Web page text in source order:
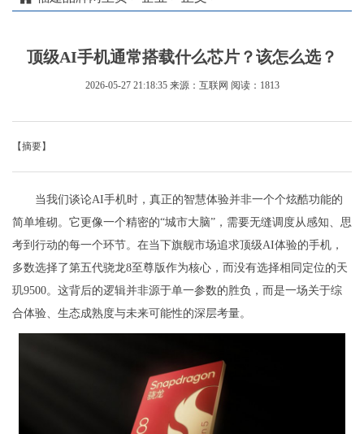
顶级AI手机通常搭载什么芯片？该怎么选？
2026-05-27 21:18:35 来源：互联网 阅读：1813
【摘要】
当我们谈论AI手机时，真正的智慧体验并非一个个炫酷功能的
简单堆砌。它更像一个精密的“城市大脑”，需要无缝调度从感知、思
考到行动的每一个环节。在当下旗舰市场追求顶级AI体验的手机，
多数选择了第五代骁龙8至尊版作为核心，而没有选择相同定位的天
玑9500。这背后的逻辑并非源于单一参数的胜负，而是一场关于综
合体验、生态成熟度与未来可能性的深层考量。